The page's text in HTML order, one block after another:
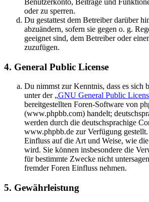
Benutzerkonto, Beiträge und
oder zu sperren.
Du gestattest dem Betreiber darüber
abzuändern, sofern sie gegen o. g.
geeignet sind, dem Betreiber oder
zuzufügen.
4. General Public License
Du nimmst zur Kenntnis, dass es sich
unter der „GNU General Public
bereitgestellten Foren-Software von
(www.phpbb.com) handelt;
werden durch die deutschsprachige
www.phpbb.de zur Verfügung
Einfluss auf die Art und Weise, wie
wird. Sie können insbesondere die
für bestimmte Zwecke nicht
fremder Foren Einfluss nehmen.
5. Gewährleistung